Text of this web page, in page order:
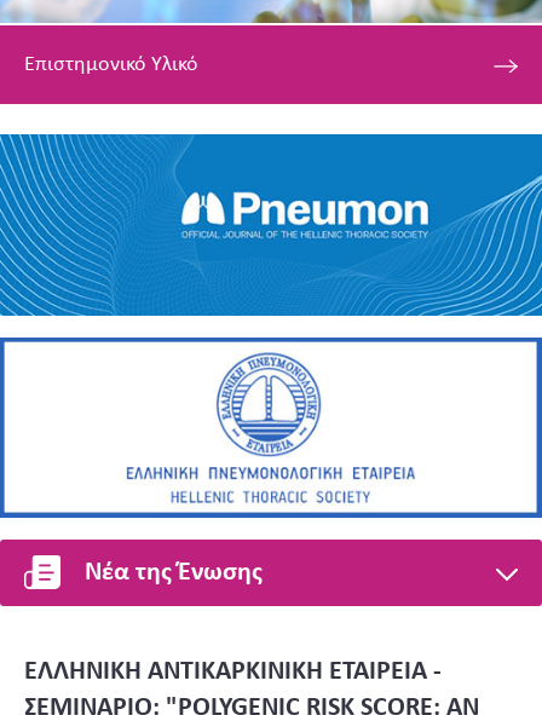
Επιστημονικό Υλικό
Νέα της Ένωσης
ΕΛΛΗΝΙΚΗ ΑΝΤΙΚΑΡΚΙΝΙΚΗ ΕΤΑΙΡΕΙΑ -
ΣΕΜΙΝΑΡΙΟ: "POLYGENIC RISK SCORE: AN